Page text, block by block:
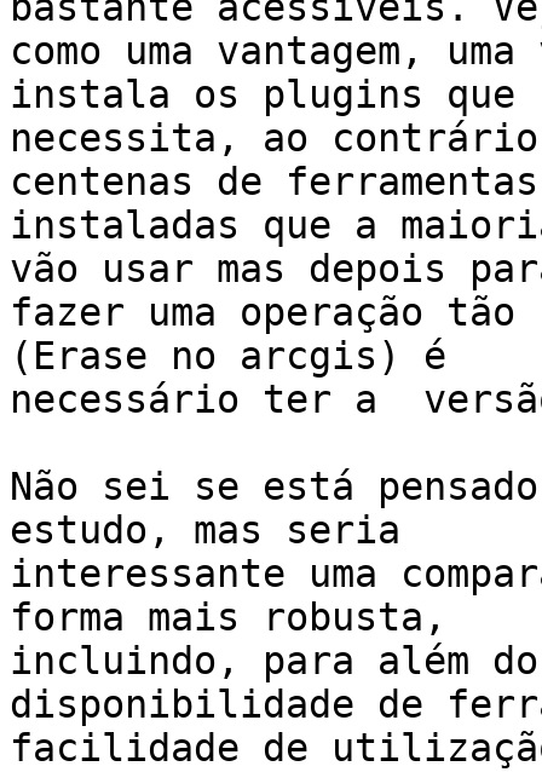
como uma vantagem,
instala os plugins que
necessita, ao contrário
centenas de ferramentas
instaladas que a
vão usar mas depois
fazer uma operação tão
(Erase no arcgis) é
necessário ter a
Não sei se está
estudo, mas seria
interessante uma
forma mais robusta,
incluindo, para além do
disponibilidade de
facilidade de